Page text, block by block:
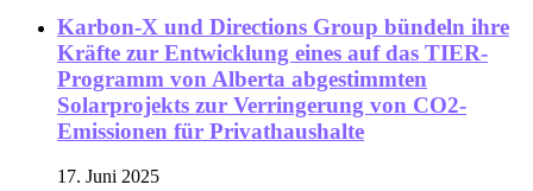
Karbon-X und Directions Group bündeln ihre
Kräfte zur Entwicklung eines auf das TIER-
Programm von Alberta abgestimmten
Solarprojekts zur Verringerung von CO2-
Emissionen für Privathaushalte
17. Juni 2025